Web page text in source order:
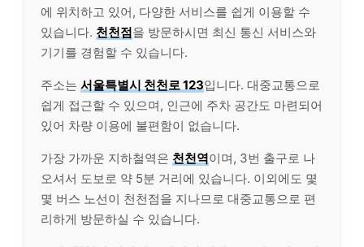
에 위치하고 있어, 다양한 서비스를 쉽게 이용할 수
있습니다. 천천점을 방문하시면 최신 통신 서비스와
기기를 경험할 수 있습니다.
주소는 서울특별시 천천로 123입니다. 대중교통으로
쉽게 접근할 수 있으며, 인근에 주차 공간도 마련되어
있어 차량 이용에 불편함이 없습니다.
가장 가까운 지하철역은 천천역이며, 3번 출구로 나
오셔서 도보로 약 5분 거리에 있습니다. 이외에도 몇
몇 버스 노선이 천천점을 지나므로 대중교통으로 편
리하게 방문하실 수 있습니다.